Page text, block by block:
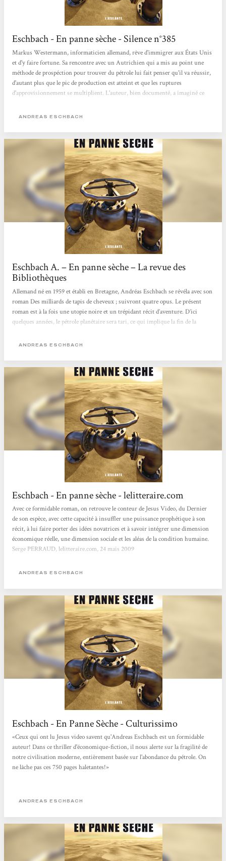
Eschbach - En panne sèche - Silence n°385
Markus Westermann, informaticien allemand, rêve d'immigrer aux États Unis
et d'y faire fortune. Sa rencontre avec un Autrichien qui a mis au point une
méthode de prospéction pour trouver du pétrole lui fait penser qu'il va réussir,
d'autant plus que le pic de production est atteint et que les ruptures
d'approvisionnement se multiplient. L'auteur, bien documenté, a imaginé ce
habileté ce qui pourrait se passer dans une Europe où les gens savent encore se
ANDREAS ESCHBACH
Eschbach A. – En panne sèche – La revue des
Bibliothèques
Allemand né en 1959 et établi en Bretagne, Andréas Eschbach se révéla avec son
roman Des milliards de tapis de cheveux ; suivront quatre opus. Le présent
roman est à la fois une utopie noire et un trépidant récit d’aventure. D’ici
quelques années, le pétrole planétaire sera tari, ce qui implique la fin de la
Westermann, croit détenir le secret d’un renouveau énergétique, secret qu’on
ANDREAS ESCHBACH
Eschbach - En panne sèche - lelitteraire.com
Avec ce formidable roman, on retrouve le conteur de Jesus Video, du Dernier
de son espèce, avec cette capacité à insuffler une puissance prophétique à son
récit, à lui faire porter des idées novatrices et à savoir intégrer une dimension
économique réelle, une dimension sociale et les aléas de la condition humaine.
Serge PERRAUD, lelitteraire.com, 24 mais 2009
ANDREAS ESCHBACH
Eschbach - En Panne Sèche - Culturissimo
«Ceux qui ont lu Jesus video savent qu'Andreas Eschbach est un formidable
auteur! Dans ce thriller d'économique-fiction, il nous alerte sur la fragilité de
notre civilisation moderne, entièrement basée sur l'abondance du pétrole. On
ne lâche pas ces 750 pages haletantes!»
ANDREAS ESCHBACH